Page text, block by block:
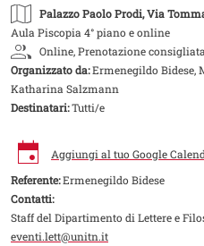
Palazzo Paolo Prodi, Via
Aula Piscopia 4° piano e online
Online, Prenotazione consigliata
Organizzato da:Ermenegildo Bidese,
Katharina Salzmann
Destinatari:Tutti/e
Aggiungi al tuo Google
Referente:Ermenegildo Bidese
Contatti:
Staff del Dipartimento di Lettere e
eventi.lett@unitn.it